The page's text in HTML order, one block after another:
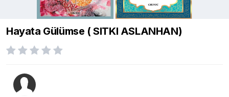
Hayata Gülümse ( SITKI ASLANHAN)